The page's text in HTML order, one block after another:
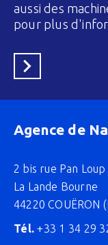
aussi des
pour plus
En savoir plus
Agence de
2 bis rue Pan Loup
La Lande Bourne
44220 COUËRON
Tél. +33 1 34 29